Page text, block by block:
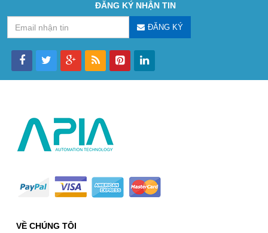
ĐĂNG KÝ NHẬN TIN
ĐĂNG KÝ
VỀ CHÚNG TÔI